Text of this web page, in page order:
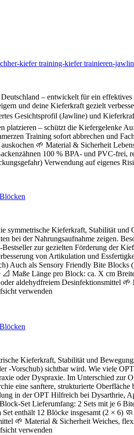
– entwickelt für ein
und deine Kieferkraft gezielt
Gesichtsprofil (Jawline) und
– schützt die Kiefergelenke
Training sofort abbrechen und
🌱 Material & Sicherheit
100 % BPA- und PVC-frei,
Verwendung auf eigenes
Kieferkraft, Stabilität und
bei der Nahrungsaufnahme zeigen.
zur gezielten Förderung der
von Artikulation und
Auch als Sensory Friendly Bite
Maße Länge pro Block: ca. X cm
aldehydfreiem Desinfektionsmittel
verwenden
Kieferkraft, Stabilität und
Vorschub) sichtbar wird. Wie viele
oder Dyspraxie. Im Unterschied zur
eine sanftere, strukturierte
in der OPT Hilfreich bei Dysarthrie,
Set Lieferumfang: 2 Sets mit je 6
enthält 12 Blöcke insgesamt (2 × 6)
🌱 Material & Sicherheit Weiches,
verwenden